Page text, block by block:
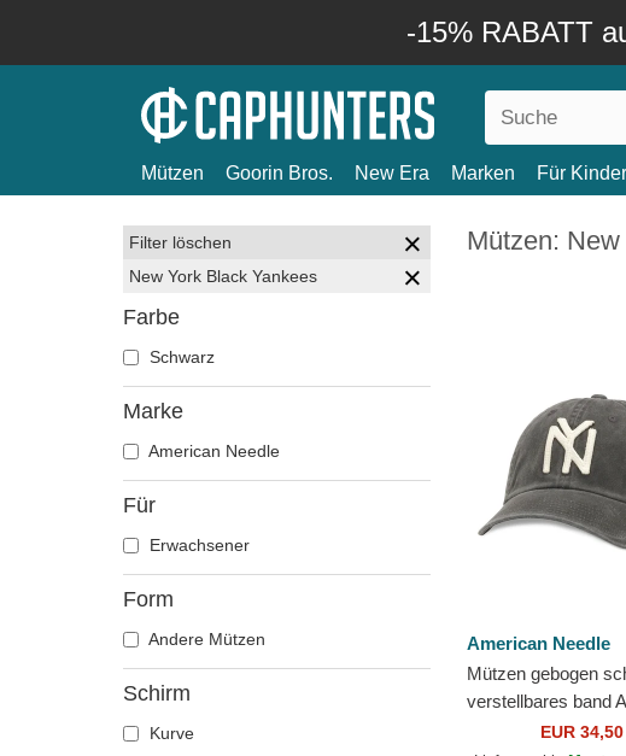
-15% RABATT
Mützen Goorin Bros. New Era Marken Für Kinder
Filter löschen
New York Black Yankees
Farbe
Schwarz
Marke
American Needle
Für
Erwachsener
Form
Andere Mützen
Schirm
Kurve
Mützen:
American Needle
Mützen gebogen
verstellbares band
der New York Black
EUR 34,50